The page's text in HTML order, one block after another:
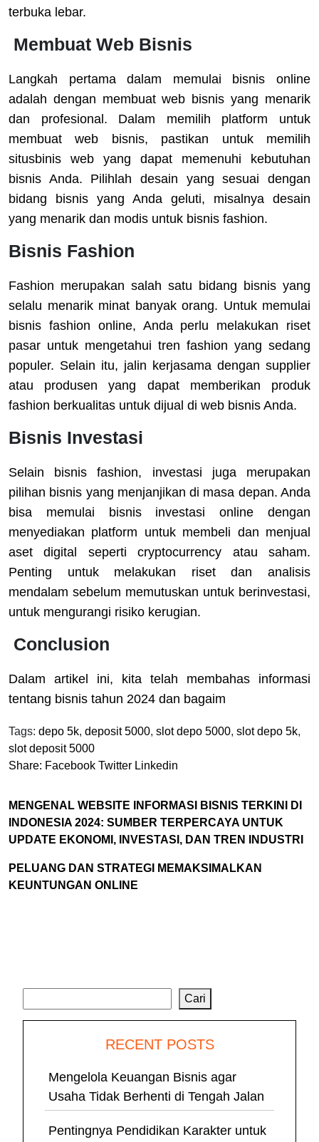
terbuka lebar.
Membuat Web Bisnis
Langkah pertama dalam memulai bisnis online
adalah dengan membuat web bisnis yang menarik
dan profesional. Dalam memilih platform untuk
membuat web bisnis, pastikan untuk memilih
situsbinis web yang dapat memenuhi kebutuhan
bisnis Anda. Pilihlah desain yang sesuai dengan
bidang bisnis yang Anda geluti, misalnya desain
yang menarik dan modis untuk bisnis fashion.
Bisnis Fashion
Fashion merupakan salah satu bidang bisnis yang
selalu menarik minat banyak orang. Untuk memulai
bisnis fashion online, Anda perlu melakukan riset
pasar untuk mengetahui tren fashion yang sedang
populer. Selain itu, jalin kerjasama dengan supplier
atau produsen yang dapat memberikan produk
fashion berkualitas untuk dijual di web bisnis Anda.
Bisnis Investasi
Selain bisnis fashion, investasi juga merupakan
pilihan bisnis yang menjanjikan di masa depan. Anda
bisa memulai bisnis investasi online dengan
menyediakan platform untuk membeli dan menjual
aset digital seperti cryptocurrency atau saham.
Penting untuk melakukan riset dan analisis
mendalam sebelum memutuskan untuk berinvestasi,
untuk mengurangi risiko kerugian.
Conclusion
Dalam artikel ini, kita telah membahas informasi
tentang bisnis tahun 2024 dan bagaim
Tags: depo 5k, deposit 5000, slot depo 5000, slot depo 5k,
slot deposit 5000
Share: Facebook Twitter Linkedin
MENGENAL WEBSITE INFORMASI BISNIS TERKINI DI
INDONESIA 2024: SUMBER TERPERCAYA UNTUK
UPDATE EKONOMI, INVESTASI, DAN TREN INDUSTRI
PELUANG DAN STRATEGI MEMAKSIMALKAN
KEUNTUNGAN ONLINE
Cari
RECENT POSTS
Mengelola Keuangan Bisnis agar
Usaha Tidak Berhenti di Tengah Jalan
Pentingnya Pendidikan Karakter untuk